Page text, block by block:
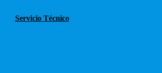
Servicio Técnico